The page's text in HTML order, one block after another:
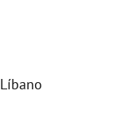
Líbano